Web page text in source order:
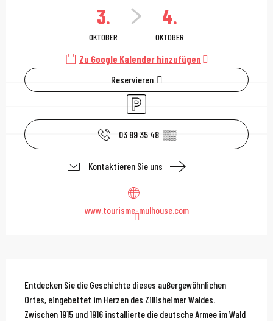
3.
OKTOBER
4.
OKTOBER
Zu Google Kalender hinzufügen
Reservieren
Parkplatz
03 89 35 48 ▒▒
Kontaktieren Sie uns
www.tourisme-mulhouse.com
Beschreibung
Entdecken Sie die Geschichte dieses außergewöhnlichen
Ortes, eingebettet im Herzen des Zillisheimer Waldes.
Zwischen 1915 und 1916 installierte die deutsche Armee im Wald